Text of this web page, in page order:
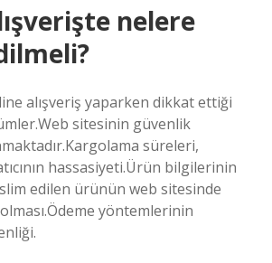
nelere
alışveriş yaparken dikkat ettiği
sitesinin güvenlik
süreleri,
hassasiyeti.Ürün bilgilerinin
edilen ürünün web sitesinde
yöntemlerinin